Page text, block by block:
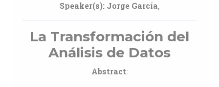
Speaker(s): Jorge García,
La Transformación del
Análisis de Datos
Abstract: